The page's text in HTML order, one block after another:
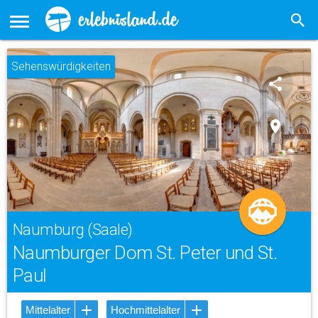
Sehenswürdigkeiten
Naumburg (Saale)
Naumburger Dom St. Peter und St.
Paul
share
place
Mittelalter
Hochmittelalter